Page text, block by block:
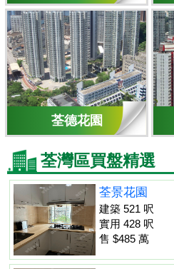
荃德花園
荃灣區買盤精選
荃景花園
建築 521 呎
實用 428 呎
售 $485 萬